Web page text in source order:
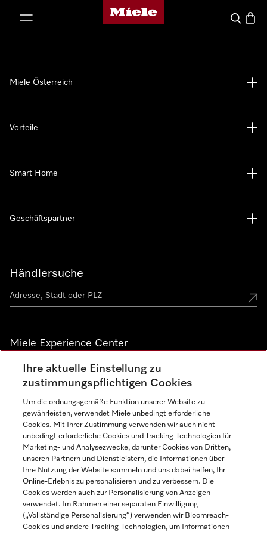
Miele-Homepage
Suche
Händlersuche
Miele Experience Center
Alle Miele Experience Center anzeigen
Newsletter
Miele Österreich
Vorteile
Smart Home
Geschäftspartner
Miele auf Instagram
Miele auf Facebook
Miele auf Youtube
Ihre aktuelle Einstellung zu
zustimmungspflichtigen Cookies
Um die ordnungsgemäße Funktion unserer Website zu
gewährleisten, verwendet Miele unbedingt erforderliche
Cookies. Mit Ihrer Zustimmung verwenden wir auch nicht
unbedingt erforderliche Cookies und Tracking-Technologien für
Marketing- und Analysezwecke, darunter Cookies von Dritten,
unseren Partnern und Dienstleistern, die Informationen über
Ihre Nutzung der Website sammeln und uns dabei helfen, Ihr
Online-Erlebnis zu personalisieren und zu verbessern. Die
Cookies werden auch zur Personalisierung von Anzeigen
verwendet. Im Rahmen einer separaten Einwilligung
(„Vollständige Personalisierung“) verwenden wir Bloomreach-
Cookies und andere Tracking-Technologien, um Informationen